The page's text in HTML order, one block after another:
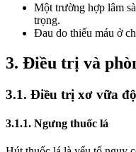
Một trường hợp lâm
trọng.
Đau do thiếu máu ở
3. Điều trị và
3.1. Điều trị xơ vữa
3.1.1. Ngưng thuốc lá